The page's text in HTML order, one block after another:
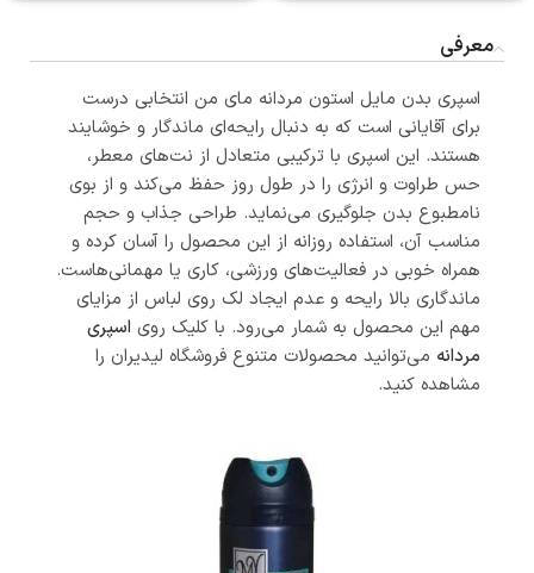
معرفی
اسپری بدن مایل استون مردانه مای من انتخابی درست
برای آقایانی است که به دنبال رایحه‌ای ماندگار و خوشایند
هستند. این اسپری با ترکیبی متعادل از نت‌های معطر،
حس طراوت و انرژی را در طول روز حفظ می‌کند و از بوی
نامطبوع بدن جلوگیری می‌نماید. طراحی جذاب و حجم
مناسب آن، استفاده روزانه از این محصول را آسان کرده و
همراه خوبی در فعالیت‌های ورزشی، کاری یا مهمانی‌هاست.
ماندگاری بالا رایحه و عدم ایجاد لک روی لباس از مزایای
مهم این محصول به شمار می‌رود. با کلیک روی اسپری
مردانه می‌توانید محصولات متنوع فروشگاه لیدیران را
مشاهده کنید.